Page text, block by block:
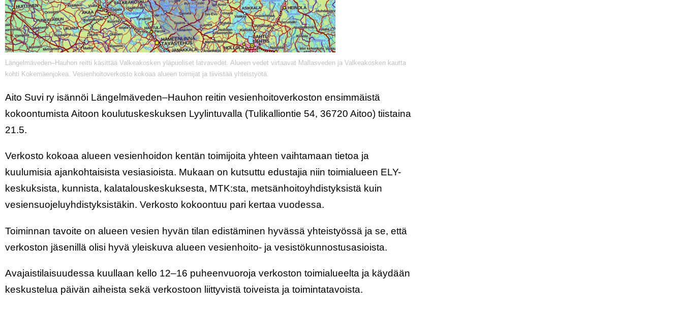
Längelmäveden–Hauhon reitti käsittää Valkeakosken yläpuoliset latvavedet. Alueen vedet virtaavat Mallasveden ja Valkeakosken kautta
kohti Kokemäenjokea. Vesienhoitoverkosto kokoaa alueen toimijat ja tiivistää yhteistyötä.
Aito Suvi ry isännöi Längelmäveden–Hauhon reitin vesienhoitoverkoston ensimmäistä
kokoontumista Aitoon koulutuskeskuksen Lyylintuvalla (Tulikalliontie 54, 36720 Aitoo) tiistaina
21.5.
Verkosto kokoaa alueen vesienhoidon kentän toimijoita yhteen vaihtamaan tietoa ja
kuulumisia ajankohtaisista vesiasioista. Mukaan on kutsuttu edustajia niin toimialueen ELY-
keskuksista, kunnista, kalatalouskeskuksesta, MTK:sta, metsänhoitoyhdistyksistä kuin
vesiensuojeluyhdistyksistäkin. Verkosto kokoontuu pari kertaa vuodessa.
Toiminnan tavoite on alueen vesien hyvän tilan edistäminen hyvässä yhteistyössä ja se, että
verkoston jäsenillä olisi hyvä yleiskuva alueen vesienhoito- ja vesistökunnostusasioista.
Avajaistilaisuudessa kuullaan kello 12–16 puheenvuoroja verkoston toimialueelta ja käydään
keskustelua päivän aiheista sekä verkostoon liittyvistä toiveista ja toimintatavoista.